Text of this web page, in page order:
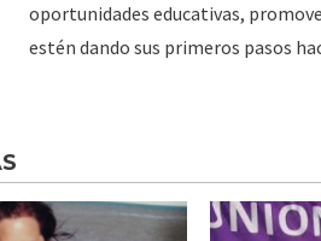
oportunidades educativas,
estén dando sus primeros pasos